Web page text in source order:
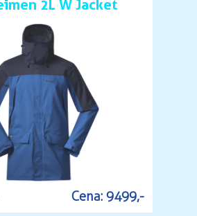
2L W Jacket
Cena: 9499,-